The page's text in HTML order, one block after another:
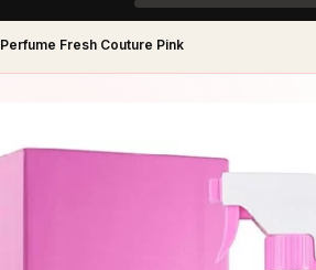
Perfume Fresh Couture Pink